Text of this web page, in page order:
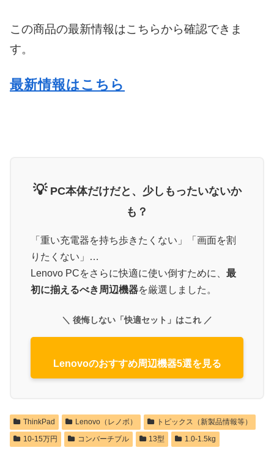
この商品の最新情報はこちらから確認できま
す。
最新情報はこちら
💡PC本体だけだと、少しもったいないか
も？
「重い充電器を持ち歩きたくない」「画面を割
りたくない」…
Lenovo PCをさらに快適に使い倒すために、 最
初に揃えるべき周辺機器を厳選しました。
＼ 後悔しない「快適セット」はこれ ／
Lenovoのおすすめ周辺機器5選を見る
ThinkPad Lenovo（レノボ）
トピックス（新製品情報等）
10-15万円
コンバーチブル 13型 1.0-1.5kg